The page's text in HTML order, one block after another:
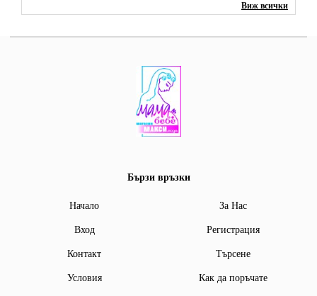
Виж всички
Бързи връзки
Начало За Нас
Вход Регистрация
Контакт Търсене
Условия Как да поръчате